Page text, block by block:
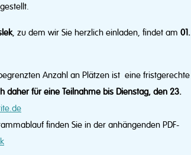
, zu dem wir Sie herzlich einladen, findet am 01.
Anzahl an Plätzen ist eine fristgerechte
daher für eine Teilnahme bis Dienstag, den 23.
finden Sie in der anhängenden PDF-